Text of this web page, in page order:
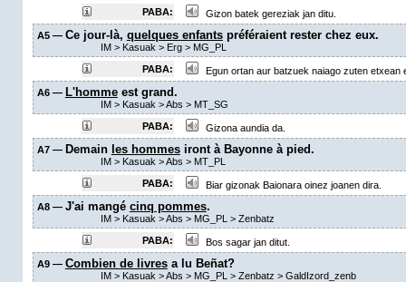
PABA:
Gizon batek gereziak jan ditu.
A5 — Ce jour-là, quelques enfantspréféraient rester chez eux.
IM> Kasuak > Erg> MG_PL
PABA:
Egun ortan aur batzuek naiago zuten etxean
A6 — L'hommeest grand.
IM> Kasuak >Abs > MT_SG
PABA:
Gizona aundia da.
A7 — Demain les hommesiront à Bayonne à pied.
IM> Kasuak >Abs > MT_PL
PABA:
Biar gizonak Baionara oinez joanen dira.
A8 — J'ai mangé cinq pommes.
IM> Kasuak >Abs > MG_PL > Zenbatz
PABA:
Bos sagar jan ditut.
A9 — Combien de livresa lu Beñat?
IM> Kasuak >Abs > MG_PL > Zenbatz > GaldIzord_zenb